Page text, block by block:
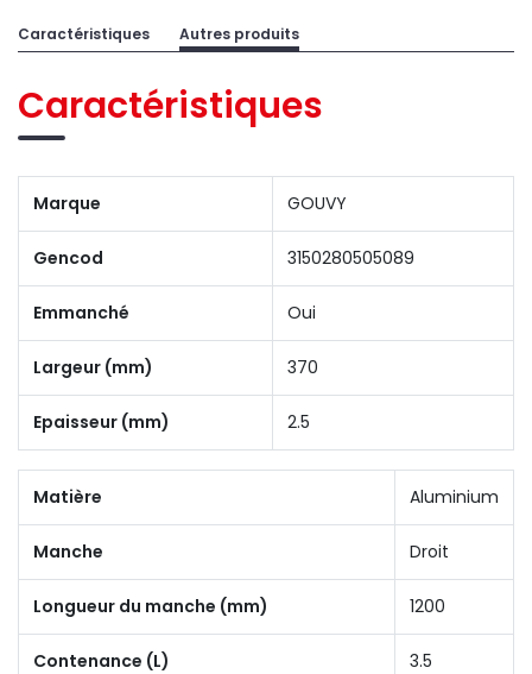
Caractéristiques Autres produits
Caractéristiques
Marque GOUVY
Gencod 3150280505089
Emmanché Oui
Largeur (mm) 370
Epaisseur (mm) 2.5
Matière Aluminium
Manche Droit
Longueur du manche (mm) 1200
Contenance (L) 3.5